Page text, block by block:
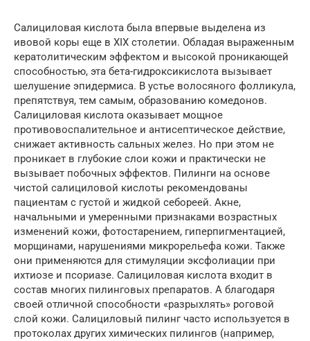
Салициловая кислота была впервые выделена из
ивовой коры еще в XIX столетии. Обладая выраженным
кератолитическим эффектом и высокой проникающей
способностью, эта бета-гидроксикислота вызывает
шелушение эпидермиса. В устье волосяного фолликула,
препятствуя, тем самым, образованию комедонов.
Салициловая кислота оказывает мощное
противовоспалительное и антисептическое действие,
снижает активность сальных желез. Но при этом не
проникает в глубокие слои кожи и практически не
вызывает побочных эффектов. Пилинги на основе
чистой салициловой кислоты рекомендованы
пациентам с густой и жидкой себореей. Акне,
начальными и умеренными признаками возрастных
изменений кожи, фотостарением, гиперпигментацией,
морщинами, нарушениями микрорельефа кожи. Также
они применяются для стимуляции эксфолиации при
ихтиозе и псориазе. Салициловая кислота входит в
состав многих пилинговых препаратов. А благодаря
своей отличной способности «разрыхлять» роговой
слой кожи. Салициловый пилинг часто используется в
протоколах других химических пилингов (например,